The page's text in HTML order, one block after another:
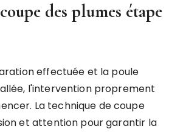
des plumes étape
effectuée et la poule
l'intervention proprement
La technique de coupe
et attention pour garantir la